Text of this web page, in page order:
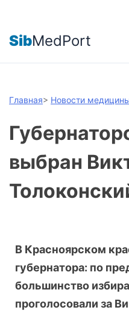
SibMedPort
Главная> Новости
выбран
В Красноярском
губернатора: по
большинство
проголосовали за